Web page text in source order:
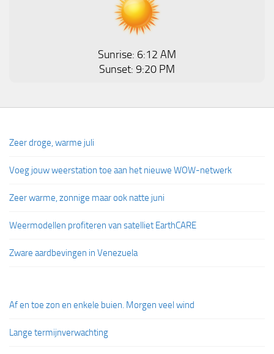
Sunrise: 6:12 AM
Sunset: 9:20 PM
Zeer droge, warme juli
Voeg jouw weerstation toe aan het nieuwe WOW-netwerk
Zeer warme, zonnige maar ook natte juni
Weermodellen profiteren van satelliet EarthCARE
Zware aardbevingen in Venezuela
Af en toe zon en enkele buien. Morgen veel wind
Lange termijnverwachting